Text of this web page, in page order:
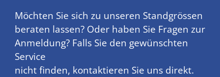
Möchten Sie sich zu unseren Standgrössen
beraten lassen? Oder haben Sie Fragen zur
Anmeldung? Falls Sie den gewünschten
Service
nicht finden, kontaktieren Sie uns direkt.